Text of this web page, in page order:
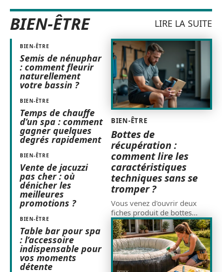
BIEN-ÊTRE LIRE LA SUITE
BIEN-ÊTRE
Semis de nénuphar
: comment fleurir
naturellement
votre bassin ?
BIEN-ÊTRE
Temps de chauffe
d’un spa : comment
gagner quelques
degrés rapidement
BIEN-ÊTRE
Vente de jacuzzi
pas cher : où
dénicher les
meilleures
promotions ?
BIEN-ÊTRE
Table bar pour spa
: l’accessoire
indispensable pour
vos moments
détente
BIEN-ÊTRE
Bottes de
récupération :
comment lire les
caractéristiques
techniques sans se
tromper ?
Vous venez d'ouvrir deux
fiches produit de bottes…